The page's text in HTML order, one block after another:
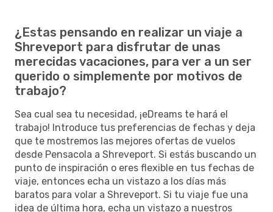
¿Estas pensando en realizar un viaje a
Shreveport para disfrutar de unas
merecidas vacaciones, para ver a un ser
querido o simplemente por motivos de
trabajo?
Sea cual sea tu necesidad, ¡eDreams te hará el
trabajo! Introduce tus preferencias de fechas y deja
que te mostremos las mejores ofertas de vuelos
desde Pensacola a Shreveport. Si estás buscando un
punto de inspiración o eres flexible en tus fechas de
viaje, entonces echa un vistazo a los días más
baratos para volar a Shreveport. Si tu viaje fue una
idea de última hora, echa un vistazo a nuestros